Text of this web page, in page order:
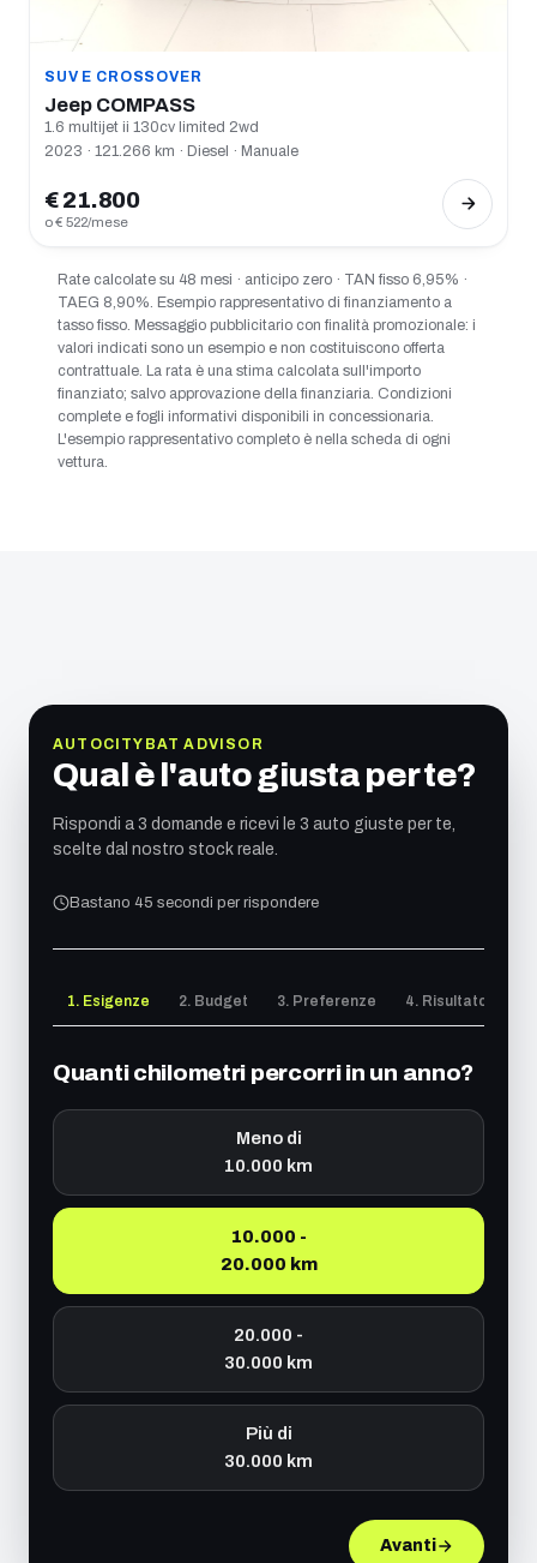
SUV E CROSSOVER
Jeep COMPASS
1.6 multijet ii 130cv limited 2wd
2023 · 121.266 km · Diesel · Manuale
€ 21.800
o € 522/mese
Rate calcolate su 48 mesi · anticipo zero · TAN fisso 6,95% ·
TAEG 8,90%. Esempio rappresentativo di finanziamento a
tasso fisso. Messaggio pubblicitario con finalità promozionale: i
valori indicati sono un esempio e non costituiscono offerta
contrattuale. La rata è una stima calcolata sull'importo
finanziato; salvo approvazione della finanziaria. Condizioni
complete e fogli informativi disponibili in concessionaria.
L'esempio rappresentativo completo è nella scheda di ogni
vettura.
AUTOCITYBAT ADVISOR
Qual è l'auto giusta per te?
Rispondi a 3 domande e ricevi le 3 auto giuste per te,
scelte dal nostro stock reale.
Bastano 45 secondi per rispondere
1. Esigenze 2. Budget 3. Preferenze 4. Risultato
Quanti chilometri percorri in un anno?
Meno di
10.000 km
10.000 -
20.000 km
20.000 -
30.000 km
Più di
30.000 km
Avanti